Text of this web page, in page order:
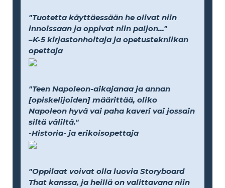
"Tuotetta käyttäessään he olivat niin
innoissaan ja oppivat niin paljon..."
–K-5 kirjastonhoitaja ja opetustekniikan
opettaja
"Teen Napoleon-aikajanaa ja annan
[opiskelijoiden] määrittää, oliko
Napoleon hyvä vai paha kaveri vai jossain
siltä väliltä."
-Historia- ja erikoisopettaja
"Oppilaat voivat olla luovia Storyboard
That kanssa, ja heillä on valittavana niin